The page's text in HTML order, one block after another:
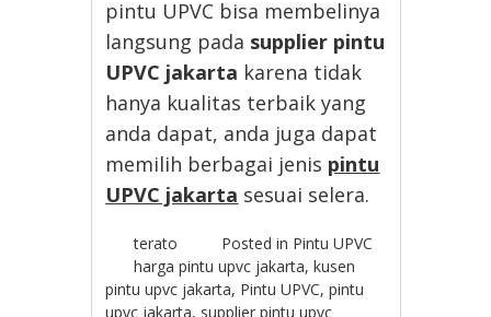
pintu UPVC bisa membelinya
langsung pada supplier pintu
UPVC jakarta karena tidak
hanya kualitas terbaik yang
anda dapat, anda juga dapat
memilih berbagai jenis pintu
UPVC jakarta sesuai selera.
terato Posted in Pintu UPVC
harga pintu upvc jakarta,kusen
pintu upvc jakarta, Pintu UPVC,pintu
upvc jakarta, supplier pintu upvc